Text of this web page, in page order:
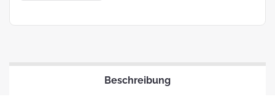
Beschreibung